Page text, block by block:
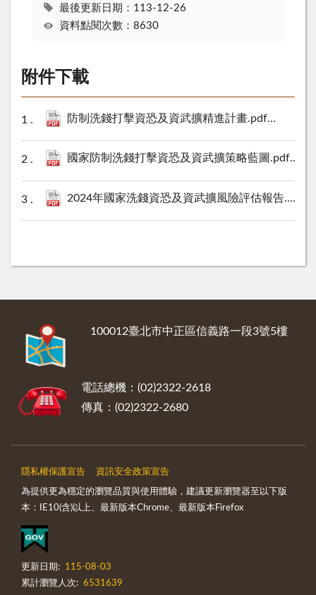
最後更新日期：113-12-26
資料點閱次數：8630
附件下載
防制洗錢打擊資恐及資武擴精進計畫.pdf 358 KB
國家防制洗錢打擊資恐及資武擴策略藍圖.pdf 363
2024年國家洗錢資恐及資武擴風險評估報告.pdf
100012臺北市中正區信義路一段3號5樓
電話總機：(02)2322-2618
傳真：(02)2322-2680
隱私權保護宣告 資訊安全政策宣告
為提供更為穩定的瀏覽品質與使用體驗，建議更新瀏覽器至以下版
本：IE10(含)以上、最新版本Chrome、最新版本Firefox
更新日期:
115-08-03
累計瀏覽人次: 6531639